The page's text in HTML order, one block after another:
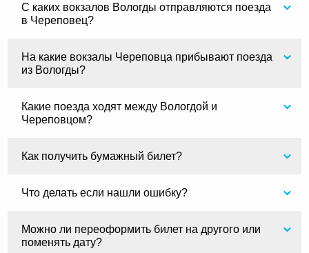
С каких вокзалов Вологды отправляются поезда
в Череповец?
На какие вокзалы Череповца прибывают поезда
из Вологды?
Какие поезда ходят между Вологдой и
Череповцом?
Как получить бумажный билет?
Что делать если нашли ошибку?
Можно ли переоформить билет на другого или
поменять дату?